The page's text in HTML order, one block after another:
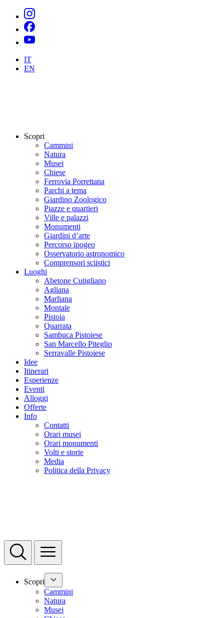
IT
EN
Scopri
Cammini
Natura
Musei
Chiese
Ferrovia Porrettana
Parchi a tema
Giardino Zoologico
Piazze e quartieri
Ville e palazzi
Monumenti
Giardini d’arte
Percorso ipogeo
Osservatorio astronomico
Comprensori sciistici
Luoghi
Abetone Cutigliano
Agliana
Marliana
Montale
Pistoia
Quarrata
Sambuca Pistoiese
San Marcello Piteglio
Serravalle Pistoiese
Idee
Itinerari
Esperienze
Eventi
Alloggi
Offerte
Info
Contatti
Orari musei
Orari monumenti
Volti e storie
Media
Politica della Privacy
Scopri
Cammini
Natura
Musei